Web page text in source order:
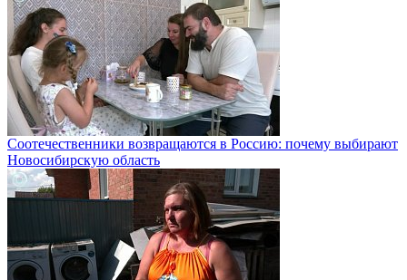
Соотечественники возвращаются в Россию: почему выбирают
Новосибирскую область